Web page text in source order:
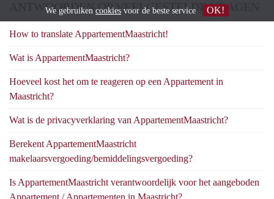
ANTWOORDEN OP VEELGESTELDE VRAGEN
How to translate AppartementMaastricht!
Wat is AppartementMaastricht?
Hoeveel kost het om te reageren op een Appartement in
Maastricht?
Wat is de privacyverklaring van AppartementMaastricht?
Berekent AppartementMaastricht
makelaarsvergoeding/bemiddelingsvergoeding?
Is AppartementMaastricht verantwoordelijk voor het aangeboden
Appartement / Appartementen in Maastricht?
We gebruiken cookies voor de beste service OK!